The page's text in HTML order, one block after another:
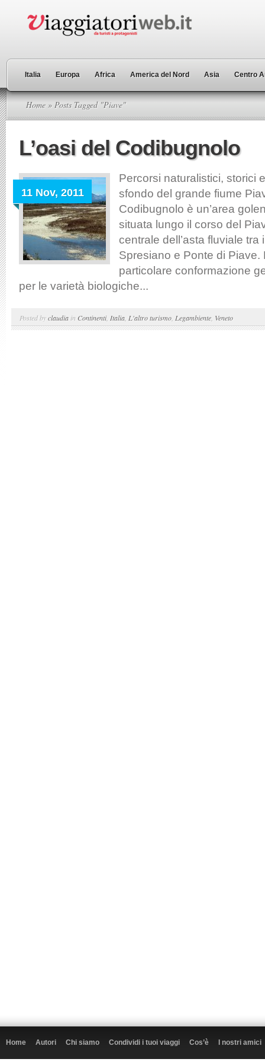
Italia Europa Africa America del Nord Asia Centro
Home » Posts Tagged "Piave"
L’oasi del Codibugnolo
11 Nov, 2011
Percorsi naturalistici, storici
sfondo del grande fiume
Codibugnolo è un’area
situata lungo il corso del
centrale dell’asta fluviale tra
Spresiano e Ponte di Piave.
particolare conformazione
per le varietà biologiche...
Posted byclaudia in Continenti, Italia L'altro turismo Legambiente Veneto
Home Autori Chi siamo Condividi i tuoi viaggi Cos’è I nostri amici